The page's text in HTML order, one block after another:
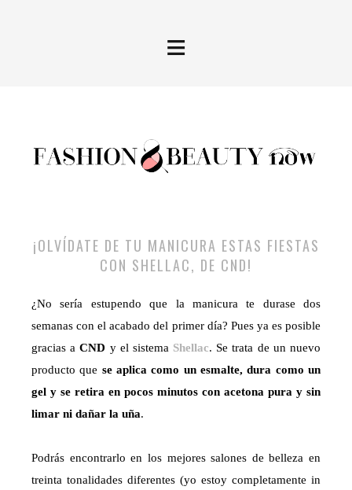
≡
¡OLVÍDATE DE TU MANICURA ESTAS FIESTAS
CON SHELLAC, DE CND!
¿No sería estupendo que la manicura te durase dos
semanas con el acabado del primer día? Pues ya es posible
gracias aCND y el sistema Shellac. Se trata de un nuevo
producto que se aplica como un esmalte, dura como un
gel y se retira en pocos minutos con acetona pura y sin
limar ni dañar la uña.
Podrás encontrarlo en los mejores salones de belleza en
treinta tonalidades diferentes (yo estoy completamente in